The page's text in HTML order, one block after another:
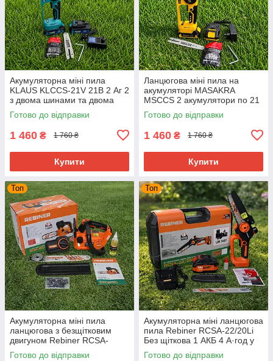
Акумуляторна міні пила
KLAUS KLCCS-21V 21В 2 Аг 2
з двома шинами та двома
ланцюгами в Кейсі
Готово до відправки
1 460 ₴ 1 760 ₴
Купити
Ланцюгова міні пила на
акумуляторі MASAKRA
MSCCS 2 акумулятори по 21
В 2 Аг з двома шинами та
ланцюгами в Кейсі
Готово до відправки
1 460 ₴ 1 760 ₴
Купити
Топ
Акумуляторна міні пила
ланцюгова з безщітковим
двигуном Rebiner RCSA-
30/20Li без АКБ та ЗП 4900
Готово до відправки
Топ
Акумуляторна міні ланцюгова
пила Rebiner RCSA-22/20Li
Без щіткова 1 АКБ 4 А·год у
Кейсі
Готово до відправки